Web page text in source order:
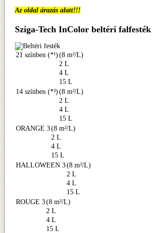
Az oldal árazás alatt!!!
Sziga-Tech InColor beltéri falfesték
21 színben (*¹) (8 m²/L)
2 L
4 L
15 L
14 színben (*²) (8 m²/L)
2 L
4 L
15 L
ORANGE 3(8 m²/L)
2 L
4 L
15 L
HALLOWEEN 3(8 m²/L)
2 L
4 L
15 L
ROUGE 3(8 m²/L)
2 L
4 L
15 L